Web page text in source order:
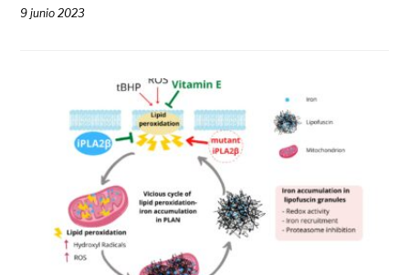
9 junio 2023